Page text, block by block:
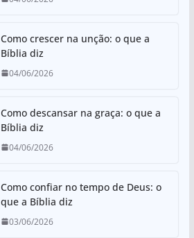
Como crescer na unção: o que a
Bíblia diz
04/06/2026
Como descansar na graça: o que a
Bíblia diz
04/06/2026
Como confiar no tempo de Deus: o
que a Bíblia diz
03/06/2026